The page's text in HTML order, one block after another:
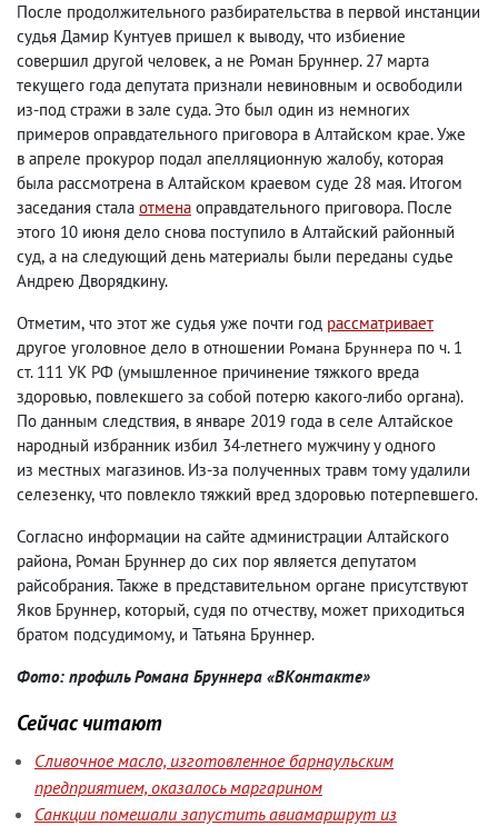
После продолжительного разбирательства в первой инстанции
судья Дамир Кунтуев пришел к выводу, что избиение
совершил другой человек, а не Роман Бруннер. 27 марта
текущего года депутата признали невиновным и освободили
из-под стражи в зале суда. Это был один из немногих
примеров оправдательного приговора в Алтайском крае. Уже
в апреле прокурор подал апелляционную жалобу, которая
была рассмотрена в Алтайском краевом суде 28 мая. Итогом
заседания стала отмена оправдательного приговора. После
этого 10 июня дело снова поступило в Алтайский районный
суд, а на следующий день материалы были переданы судье
Андрею Дворядкину.
Отметим, что этот же судья уже почти год рассматривает
другое уголовное дело в отношении Романа Бруннера по ч. 1
ст. 111 УК РФ (умышленное причинение тяжкого вреда
здоровью, повлекшего за собой потерю какого-либо органа).
По данным следствия, в январе 2019 года в селе Алтайское
народный избранник избил 34-летнего мужчину у одного
из местных магазинов. Из-за полученных травм тому удалили
селезенку, что повлекло тяжкий вред здоровью потерпевшего.
Согласно информации на сайте администрации Алтайского
района, Роман Бруннер до сих пор является депутатом
райсобрания. Также в представительном органе присутствуют
Яков Бруннер, который, судя по отчеству, может приходиться
братом подсудимому, и Татьяна Бруннер.
Фото: профиль Романа Бруннера «ВКонтакте»
Сейчас читают
Сливочное масло, изготовленное барнаульским
предприятием, оказалось маргарином
Санкции помешали запустить авиамаршрут из